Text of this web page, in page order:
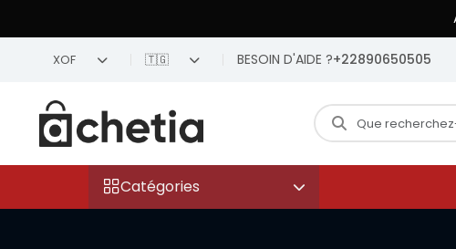
XOF 🇹🇬 BESOIN D'AIDE ?+22890650505
Catégories